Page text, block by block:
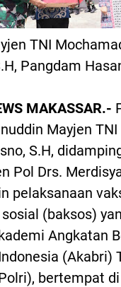
TNI
Pangdam
MAKASSAR.-
Mayjen
S.H,
Pol Drs.
pelaksanaan
(baksos)
Angkatan
(Akabri)
bertempat